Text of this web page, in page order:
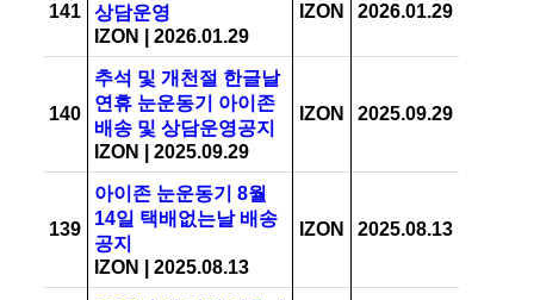
141
상담운영
IZON
2026.01.29
IZON 2026.01.29
140
추석 및 개천절 한글날
연휴 눈운동기 아이존
배송 및 상담운영공지
IZON
2025.09.29
IZON 2025.09.29
139
아이존 눈운동기 8월
14일 택배없는날 배송
공지
IZON
2025.08.13
IZON 2025.08.13